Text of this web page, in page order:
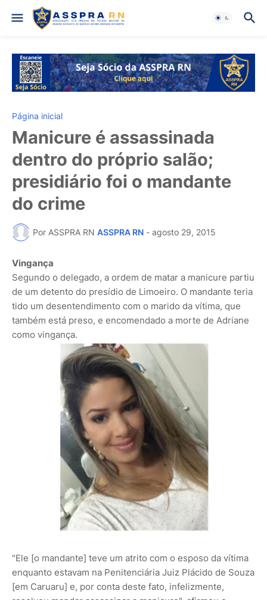
Página inicial
Manicure é assassinada
dentro do próprio salão;
presidiário foi o mandante
do crime
Por ASSPRA RN ASSPRA RN - agosto 29, 2015
Vingança
Segundo o delegado, a ordem de matar a manicure partiu
de um detento do presídio de Limoeiro. O mandante teria
tido um desentendimento com o marido da vítima, que
também está preso, e encomendado a morte de Adriane
como vingança.
"Ele [o mandante] teve um atrito com o esposo da vítima
enquanto estavam na Penitenciária Juiz Plácido de Souza
[em Caruaru] e, por conta deste fato, infelizmente,